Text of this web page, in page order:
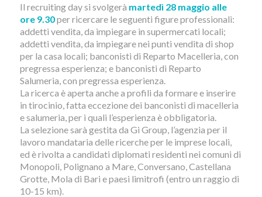
Il recruiting day si svolgerà martedì 28 maggio alle
ore 9.30per ricercare le seguenti figure professionali:
addetti vendita, da impiegare in supermercati locali;
addetti vendita, da impiegare nei punti vendita di shop
per la casa locali; banconisti di Reparto Macelleria, con
pregressa esperienza; e banconisti di Reparto
Salumeria, con pregressa esperienza.
La ricerca è aperta anche a profili da formare e inserire
in tirocinio, fatta eccezione dei banconisti di macelleria
e salumeria, per i quali l’esperienza è obbligatoria.
La selezione sarà gestita da Gi Group, l’agenzia per il
lavoro mandataria delle ricerche per le imprese locali,
ed è rivolta a candidati diplomati residenti nei comuni di
Monopoli, Polignano a Mare, Conversano, Castellana
Grotte, Mola di Bari e paesi limitrofi (entro un raggio di
10-15 km).